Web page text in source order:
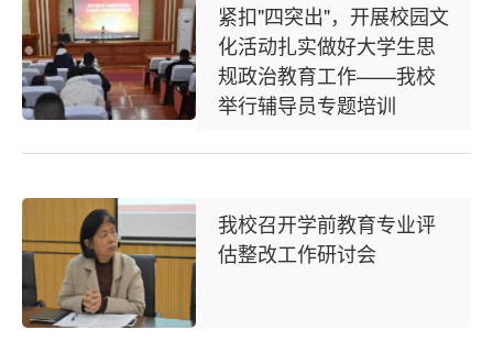
紧扣"四突出"，开展校园文
化活动扎实做好大学生思
规政治教育工作——我校
举行辅导员专题培训
我校召开学前教育专业评
估整改工作研讨会